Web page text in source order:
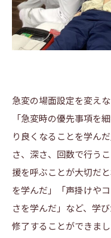
急変の場面設定を変え
「急変時の優先事項を
り良くなることを学ん
さ、深さ、回数で行う
援を呼ぶことが大切だ
を学んだ」「声掛けや
さを学んだ」など、学
修了することができまし